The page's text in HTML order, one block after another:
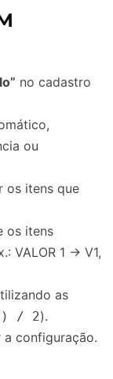
no cadastro
ou
os itens que
os itens
VALOR 1 → V1,
as
/ 2).
a configuração.